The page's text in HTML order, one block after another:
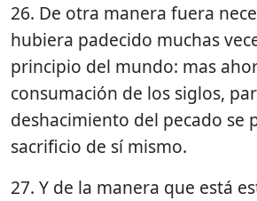
26. De otra manera fuera
hubiera padecido muchas
principio del mundo: mas
consumación de los siglos,
deshacimiento del pecado se
sacrificio de sí mismo.
27. Y de la manera que está